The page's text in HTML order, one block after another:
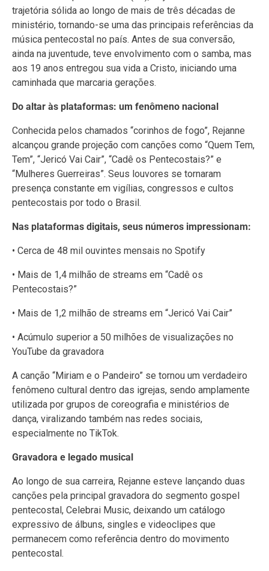
trajetória sólida ao longo de mais de três décadas de
ministério, tornando-se uma das principais referências da
música pentecostal no país. Antes de sua conversão,
ainda na juventude, teve envolvimento com o samba, mas
aos 19 anos entregou sua vida a Cristo, iniciando uma
caminhada que marcaria gerações.
Do altar às plataformas: um fenômeno nacional
Conhecida pelos chamados “corinhos de fogo”, Rejanne
alcançou grande projeção com canções como “Quem Tem,
Tem”, “Jericó Vai Cair”, “Cadê os Pentecostais?” e
“Mulheres Guerreiras”. Seus louvores se tornaram
presença constante em vigílias, congressos e cultos
pentecostais por todo o Brasil.
Nas plataformas digitais, seus números impressionam:
• Cerca de 48 mil ouvintes mensais no Spotify
• Mais de 1,4 milhão de streams em “Cadê os
Pentecostais?”
• Mais de 1,2 milhão de streams em “Jericó Vai Cair”
• Acúmulo superior a 50 milhões de visualizações no
YouTube da gravadora
A canção “Miriam e o Pandeiro” se tornou um verdadeiro
fenômeno cultural dentro das igrejas, sendo amplamente
utilizada por grupos de coreografia e ministérios de
dança, viralizando também nas redes sociais,
especialmente no TikTok.
Gravadora e legado musical
Ao longo de sua carreira, Rejanne esteve lançando duas
canções pela principal gravadora do segmento gospel
pentecostal, Celebrai Music, deixando um catálogo
expressivo de álbuns, singles e videoclipes que
permanecem como referência dentro do movimento
pentecostal.